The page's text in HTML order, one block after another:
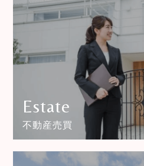
Estate
不動産売買